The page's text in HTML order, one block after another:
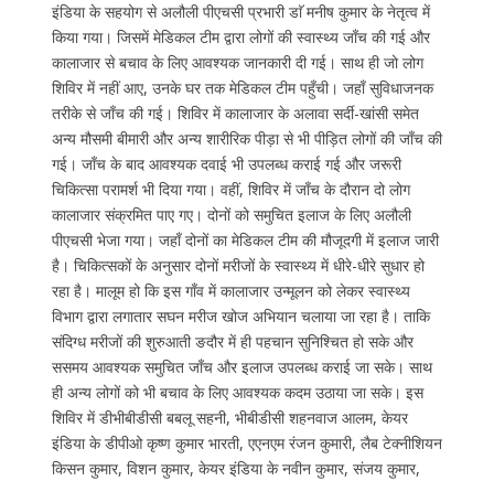
इंडिया के सहयोग से अलौली पीएचसी प्रभारी डाॅ मनीष कुमार के नेतृत्व में
किया गया। जिसमें मेडिकल टीम द्वारा लोगों की स्वास्थ्य जाँच की गई और
कालाजार से बचाव के लिए आवश्यक जानकारी दी गई। साथ ही जो लोग
शिविर में नहीं आए, उनके घर तक मेडिकल टीम पहुँची। जहाँ सुविधाजनक
तरीके से जाँच की गई। शिविर में कालाजार के अलावा सर्दी-खांसी समेत
अन्य मौसमी बीमारी और अन्य शारीरिक पीड़ा से भी पीड़ित लोगों की जाँच की
गई। जाँच के बाद आवश्यक दवाई भी उपलब्ध कराई गई और जरूरी
चिकित्सा परामर्श भी दिया गया। वहीं, शिविर में जाँच के दौरान दो लोग
कालाजार संक्रमित पाए गए। दोनों को समुचित इलाज के लिए अलौली
पीएचसी भेजा गया। जहाँ दोनों का मेडिकल टीम की मौजूदगी में इलाज जारी
है। चिकित्सकों के अनुसार दोनों मरीजों के स्वास्थ्य में धीरे-धीरे सुधार हो
रहा है। मालूम हो कि इस गाँव में कालाजार उन्मूलन को लेकर स्वास्थ्य
विभाग द्वारा लगातार सघन मरीज खोज अभियान चलाया जा रहा है। ताकि
संदिग्ध मरीजों की शुरुआती ङदौर में ही पहचान सुनिश्चित हो सके और
ससमय आवश्यक समुचित जाँच और इलाज उपलब्ध कराई जा सके। साथ
ही अन्य लोगों को भी बचाव के लिए आवश्यक कदम उठाया जा सके। इस
शिविर में डीभीबीडीसी बबलू सहनी, भीबीडीसी शहनवाज आलम, केयर
इंडिया के डीपीओ कृष्ण कुमार भारती, एएनएम रंजन कुमारी, लैब टेक्नीशियन
किसन कुमार, विशन कुमार, केयर इंडिया के नवीन कुमार, संजय कुमार,